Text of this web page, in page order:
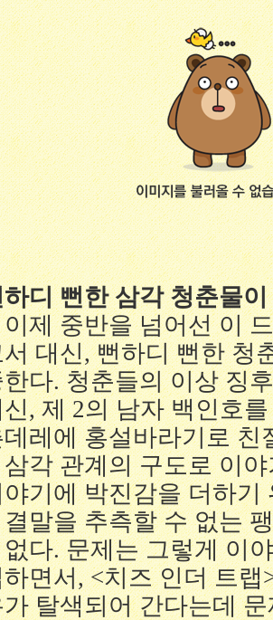
디 뻔한 삼각 청춘물
제 중반을 넘어선 이
대신, 뻔하디 뻔한 청
다. 청춘들의 이상 징
, 제 2의 남자 백인호
레에 홍설바라기로 친
각 관계의 구도로 이
기에 박진감을 더하기
말을 추측할 수 없는
다. 문제는 그렇게 이
면서, <치즈 인더 트
탈색되어 간다는데